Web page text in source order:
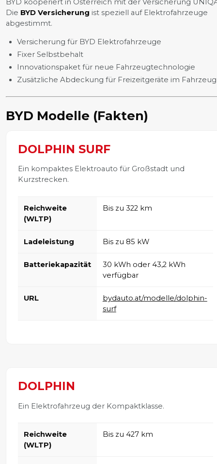
BYD kooperiert in Österreich mit der Versicherung
Die BYD Versicherung ist speziell auf Elektrofahrzeuge
abgestimmt.
Versicherung für BYD Elektrofahrzeuge
Fixer Selbstbehalt
Innovationspaket für neue Fahrzeugtechnologie
Zusätzliche Abdeckung für Freizeitgeräte im Fahrzeug
BYD Modelle (Fakten)
DOLPHIN SURF
Ein kompaktes Elektroauto für Großstadt und
Kurzstrecken.
Reichweite
(WLTP)
Bis zu 322 km
Ladeleistung Bis zu 85 kW
Batteriekapazität
30 kWh oder 43,2 kWh
verfügbar
URL
bydauto.at/modelle/dolphin-
surf
DOLPHIN
Ein Elektrofahrzeug der Kompaktklasse.
Reichweite
(WLTP)
Bis zu 427 km